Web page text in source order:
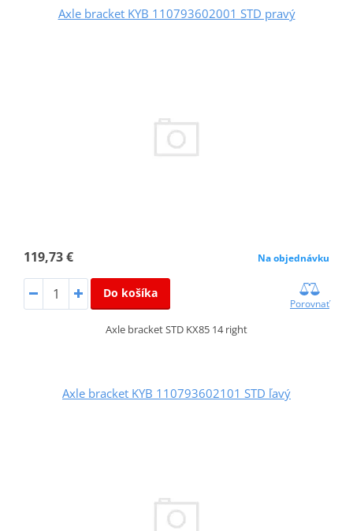
Axle bracket KYB 110793602001 STD pravý
119,73 € Na objednávku
Do košíka
Porovnať
Axle bracket STD KX85 14 right
Axle bracket KYB 110793602101 STD ľavý